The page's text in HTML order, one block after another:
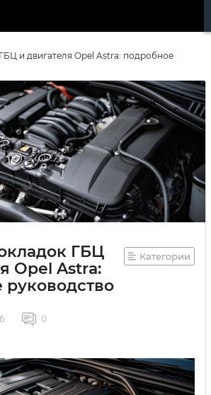
и двигателя Opel Astra: подробное
ГБЦ
Opel Astra:
Категории
0